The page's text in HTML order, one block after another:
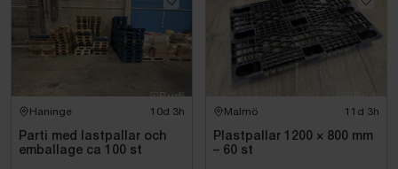
Haninge 10d 3h
Parti med lastpallar och
emballage ca 100 st
Malmö 11d 3h
Plastpallar 1200 × 800 mm
– 60 st